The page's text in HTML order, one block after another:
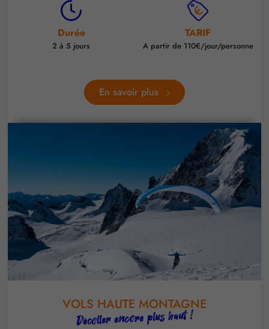
Durée
2 à 5 jours
TARIF
A partir de 110€/jour/personne
En savoir plus
VOLS HAUTE MONTAGNE
Décoller encore plus haut !